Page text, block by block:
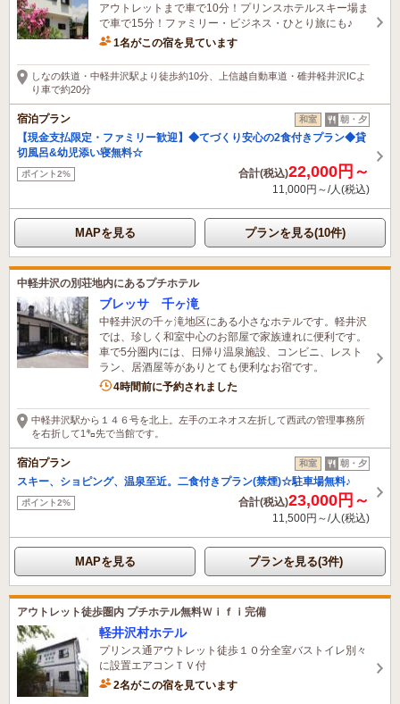
アウトレットまで車で10分！プリンスホテルスキー場ま
で車で15分！ファミリー・ビジネス・ひとり旅にも♪
1名がこの宿を見ています
しなの鉄道・中軽井沢駅より徒歩約10分、上信越自動車道・碓井軽井沢ICよ
り車で約20分
宿泊プラン 和室 朝・夕
【現金支払限定・ファミリー歓迎】◆てづくり安心の2食付きプラン◆貸
切風呂&幼児添い寝無料☆
ポイント2% 合計(税込)22,000円～
11,000円～/人(税込)
MAPを見る プランを見る(10件)
中軽井沢の別荘地内にあるプチホテル
ブレッサ 千ヶ滝
中軽井沢の千ヶ滝地区にある小さなホテルです。軽井沢
では、珍しく和室中心のお部屋で家族連れに便利です。
車で5分圏内には、日帰り温泉施設、コンビニ、レスト
ラン、居酒屋等がありとても便利なお宿です。
2名がこの宿を見ています
4時間前に予約されました
中軽井沢駅から１４６号を北上。左手のエネオス左折して西武の管理事務所
を右折して1㌔先で当館です。
宿泊プラン 和室 朝・夕
スキー、ショピング、温泉至近。二食付きプラン(禁煙)☆駐車場無料♪
ポイント2% 合計(税込)23,000円～
11,500円～/人(税込)
MAPを見る プランを見る(3件)
アウトレット徒歩圏内 プチホテル無料Ｗｉｆｉ完備
軽井沢村ホテル
プリンス通アウトレット徒歩１０分全室バストイレ別々
に設置エアコンＴＶ付
2名がこの宿を見ています